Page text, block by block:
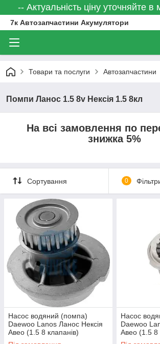
-- Актуальність ціну уточняйте
7к Автозапчастини Акумулятори
Товари та послуги Автозапчастини
Помпи Ланос 1.5 8v Нексія 1.5 8кл
На всі замовлення по
знижка 5%
Сортування 0
Насос водяний (помпа)
Daewoo Lanos Ланос Нексія
Авео (1.5 8 клапанів)
RUVILLE
Насос
Daewoo
Авео (1.5 8